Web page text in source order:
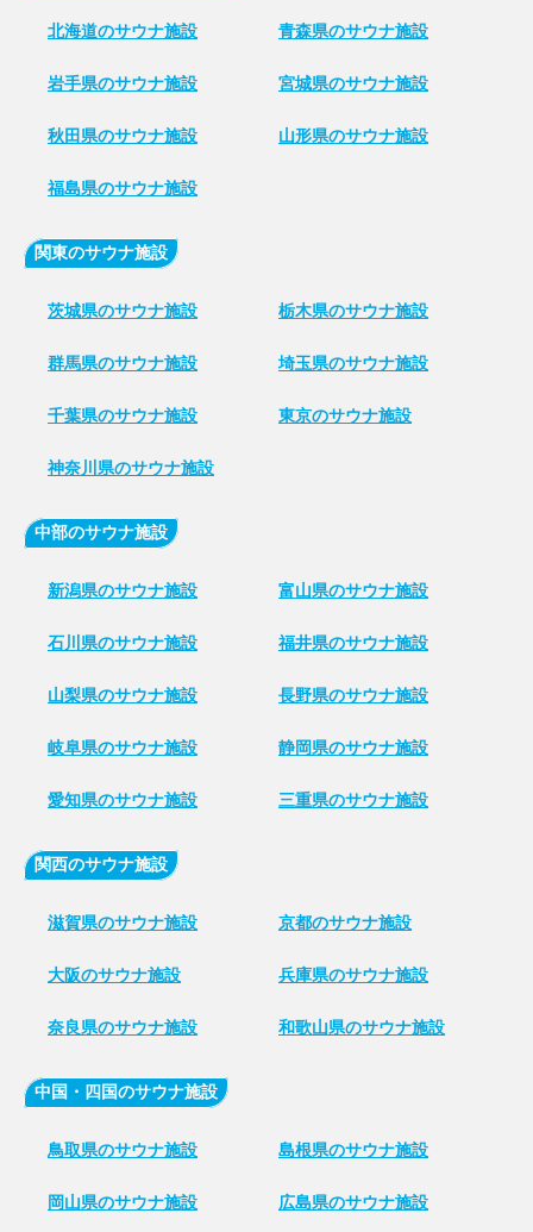
北海道のサウナ施設 青森県のサウナ施設
岩手県のサウナ施設 宮城県のサウナ施設
秋田県のサウナ施設 山形県のサウナ施設
福島県のサウナ施設
関東のサウナ施設
茨城県のサウナ施設 栃木県のサウナ施設
群馬県のサウナ施設 埼玉県のサウナ施設
千葉県のサウナ施設 東京のサウナ施設
神奈川県のサウナ施設
中部のサウナ施設
新潟県のサウナ施設 富山県のサウナ施設
石川県のサウナ施設 福井県のサウナ施設
山梨県のサウナ施設 長野県のサウナ施設
岐阜県のサウナ施設 静岡県のサウナ施設
愛知県のサウナ施設 三重県のサウナ施設
関西のサウナ施設
滋賀県のサウナ施設 京都のサウナ施設
大阪のサウナ施設 兵庫県のサウナ施設
奈良県のサウナ施設 和歌山県のサウナ施設
中国・四国のサウナ施設
鳥取県のサウナ施設 島根県のサウナ施設
岡山県のサウナ施設 広島県のサウナ施設